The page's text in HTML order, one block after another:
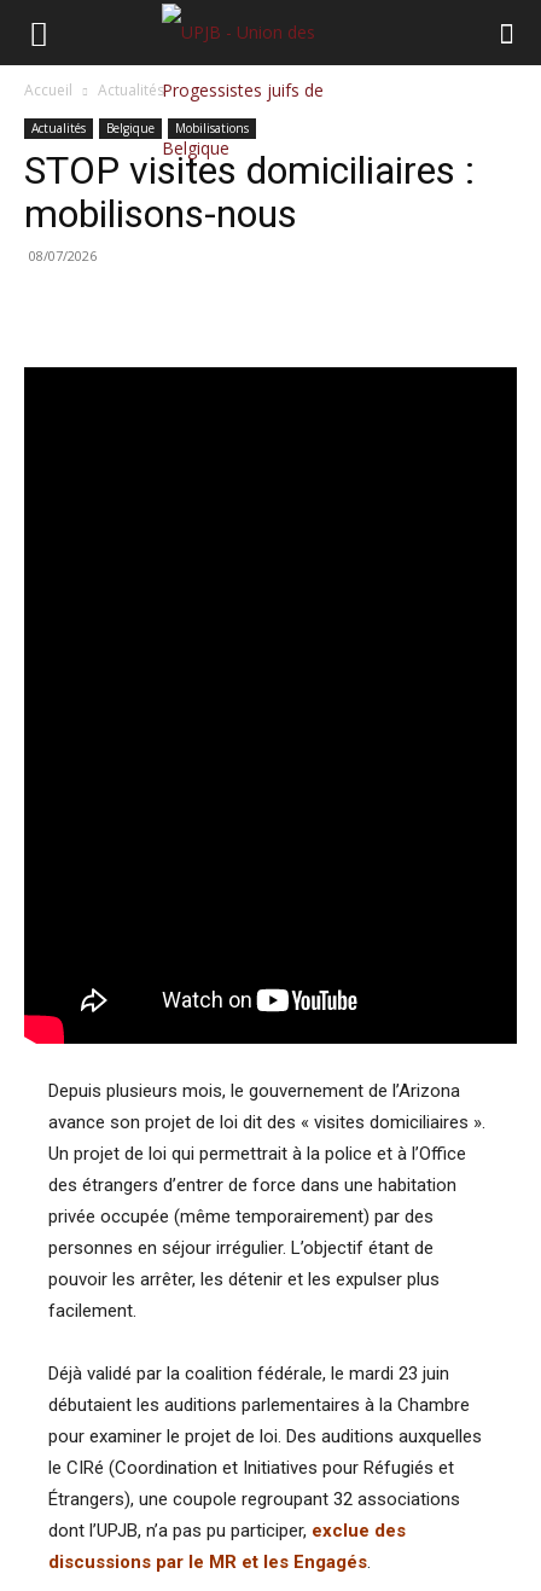
Accueil Actualités
Actualités Belgique Mobilisations
STOP visites domiciliaires :
mobilisons-nous
08/07/2026
Depuis plusieurs mois, le gouvernement de l’Arizona
avance son projet de loi dit des « visites domiciliaires ».
Un projet de loi qui permettrait à la police et à l’Office
des étrangers d’entrer de force dans une habitation
privée occupée (même temporairement) par des
personnes en séjour irrégulier. L’objectif étant de
pouvoir les arrêter, les détenir et les expulser plus
facilement.
Déjà validé par la coalition fédérale, le mardi 23 juin
débutaient les auditions parlementaires à la Chambre
pour examiner le projet de loi. Des auditions auxquelles
le CIRé (Coordination et Initiatives pour Réfugiés et
Étrangers), une coupole regroupant 32 associations
dont l’UPJB, n’a pas pu participer, exclue des
discussions par le MR et les Engagés.